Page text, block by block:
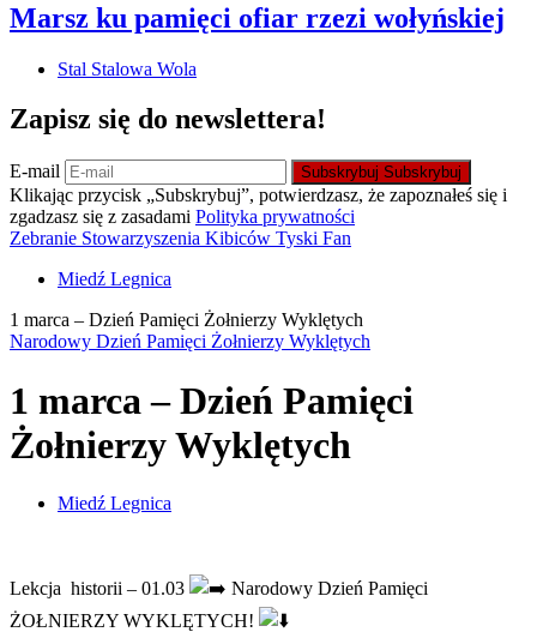
Marsz ku pamięci ofiar rzezi wołyńskiej
Stal Stalowa Wola
Zapisz się do newslettera!
E-mail Subskrybuj Subskrybuj
Klikając przycisk „Subskrybuj”, potwierdzasz, że zapoznałeś się i
zgadzasz się z zasadami Polityka prywatności
Zebranie Stowarzyszenia Kibiców Tyski Fan
Miedź Legnica
1 marca – Dzień Pamięci Żołnierzy Wyklętych
Narodowy Dzień Pamięci Żołnierzy Wyklętych
1 marca – Dzień Pamięci
Żołnierzy Wyklętych
Miedź Legnica
Lekcja historii – 01.03
Narodowy Dzień Pamięci
ŻOŁNIERZY WYKLĘTYCH!